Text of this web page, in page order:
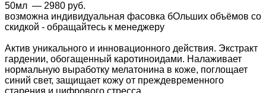
50мл — 2980 руб.
возможна индивидуальная фасовка бОльших объёмов со
скидкой - обращайтесь к менеджеру
Актив уникального и инновационного действия. Экстракт
гардении, обогащенный каротиноидами. Налаживает
нормальную выработку мелатонина в коже, поглощает
синий свет, защищает кожу от преждевременного